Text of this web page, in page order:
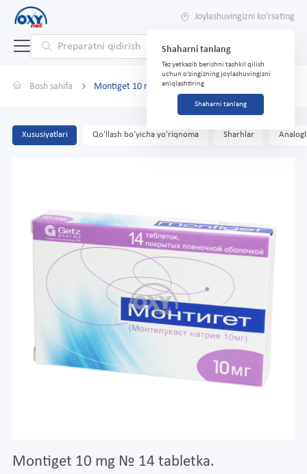
Joylashuvingizni ko'rsating
Shaharni tanlang
Tez yetkazib berishni tashkil qilish
uchun o'zingizning joylashuvingizni
aniqlashtiring
Shaharni tanlang
Bosh sahifa Montiget 10 mg № 14 tabletka.
Xususiyatlari Qo'llash bo'yicha yo'riqnoma Sharhlar
Montiget 10 mg № 14 tabletka.